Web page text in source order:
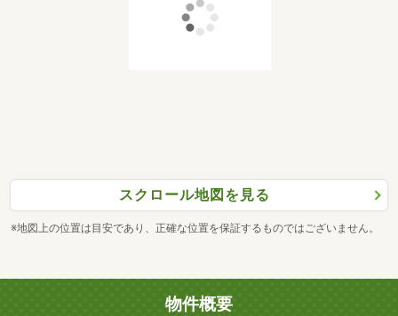
スクロール地図を見る
※地図上の位置は目安であり、正確な位置を保証するものではございません。
物件概要